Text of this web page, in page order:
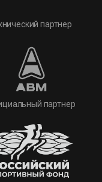
партнер
партнер